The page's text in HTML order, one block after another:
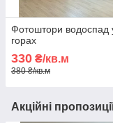
Фотоштори водоспад
горах
330 ₴/кв.м
380 ₴/кв.м
Акційні